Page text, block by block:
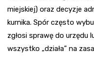
miejskiej) oraz decyzje
kurnika. Spór często
zgłosi sprawę do
wszystko „działa” na